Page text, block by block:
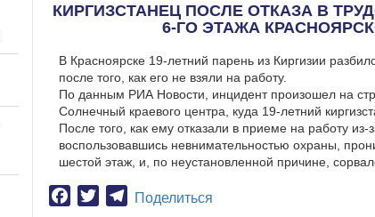
КИРГИЗСТАНЕЦ ПОСЛЕ ОТКАЗА В
6-ГО ЭТАЖА
В Красноярске 19-летний парень из Киргизии
после того, как его не взяли на работу.
По данным РИА Новости, инцидент произошел на
Солнечный краевого центра, куда 19-летний
После того, как ему отказали в приеме на работу из-
воспользовавшись невнимательностью охраны,
шестой этаж, и, по неустановленной причине,
Facebook
TwitterTelegram
Поделиться